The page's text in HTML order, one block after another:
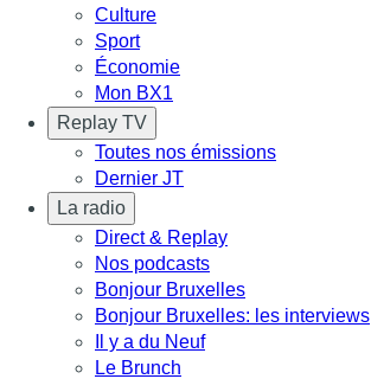
Culture
Sport
Économie
Mon BX1
Replay TV
Toutes nos émissions
Dernier JT
La radio
Direct & Replay
Nos podcasts
Bonjour Bruxelles
Bonjour Bruxelles: les interviews
Il y a du Neuf
Le Brunch